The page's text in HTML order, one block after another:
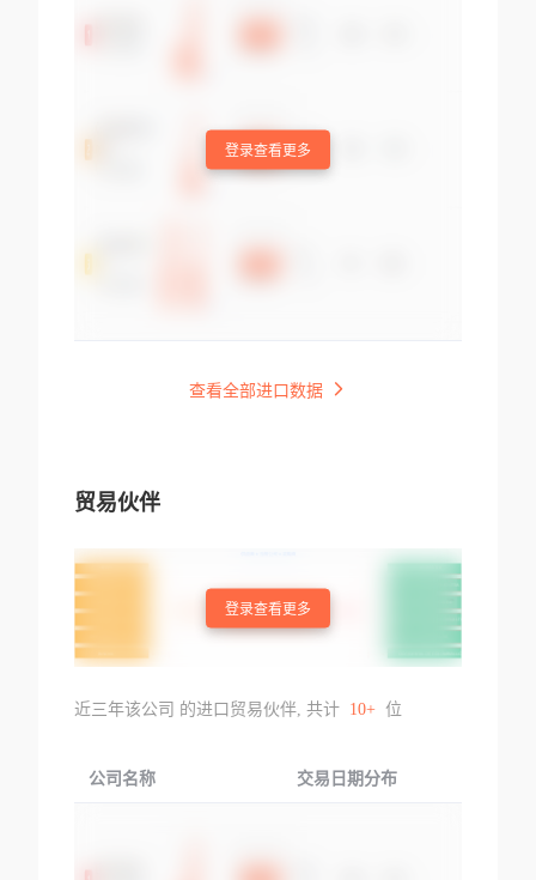
登录查看更多
查看全部进口数据
贸易伙伴
登录查看更多
近三年该公司 的进口贸易伙伴, 共计 10+ 位
公司名称 交易日期分布